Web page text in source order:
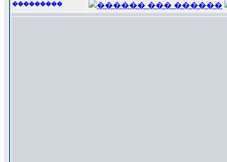
���������